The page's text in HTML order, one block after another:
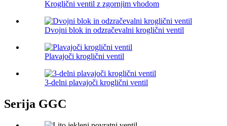
Kroglični ventil z zgornjim vhodom
Dvojni blok in odzračevalni kroglični ventil
Plavajoči kroglični ventil
3-delni plavajoči kroglični ventil
Serija GGC